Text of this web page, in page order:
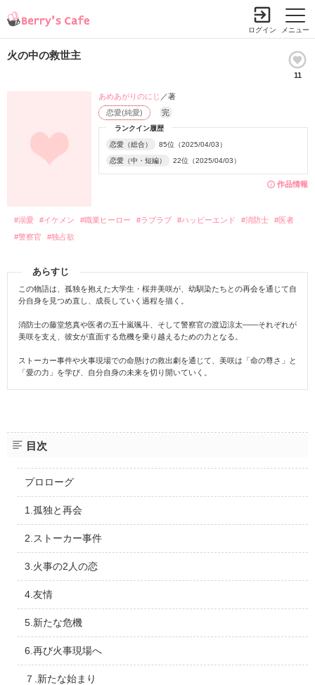
メニュー
ログイン
火の中の救世主
11
作品情報
ランクイン履歴
恋愛（総合） 85位（2025/04/03）
恋愛（中・短編） 22位（2025/04/03）
恋愛(純愛) 完
あめあがりのにじ ／著
#溺愛 #イケメン #職業ヒーロー #ラブラブ #ハッピーエンド #消防士
#医者
#警察官
#独占欲
あらすじ
この物語は、孤独を抱えた大学生・桜井美咲が、幼馴染たちとの再会を通じて自
分自身を見つめ直し、成長していく過程を描く。
消防士の藤堂悠真や医者の五十嵐颯斗、そして警察官の渡辺涼太――それぞれが
美咲を支え、彼女が直面する危機を乗り越えるための力となる。
ストーカー事件や火事現場での命懸けの救出劇を通じて、美咲は「命の尊さ」と
「愛の力」を学び、自分自身の未来を切り開いていく。
目次
プロローグ
1.孤独と再会
2.ストーカー事件
3.火事の2人の恋
4.友情
5.新たな危機
6.再び火事現場へ
７.新たな始まり